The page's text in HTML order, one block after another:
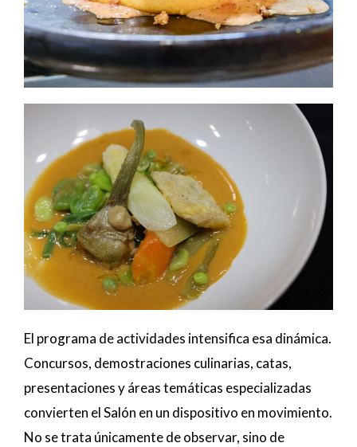
El programa de actividades intensifica esa dinámica.
Concursos, demostraciones culinarias, catas,
presentaciones y áreas temáticas especializadas
convierten el Salón en un dispositivo en movimiento.
No se trata únicamente de observar, sino de